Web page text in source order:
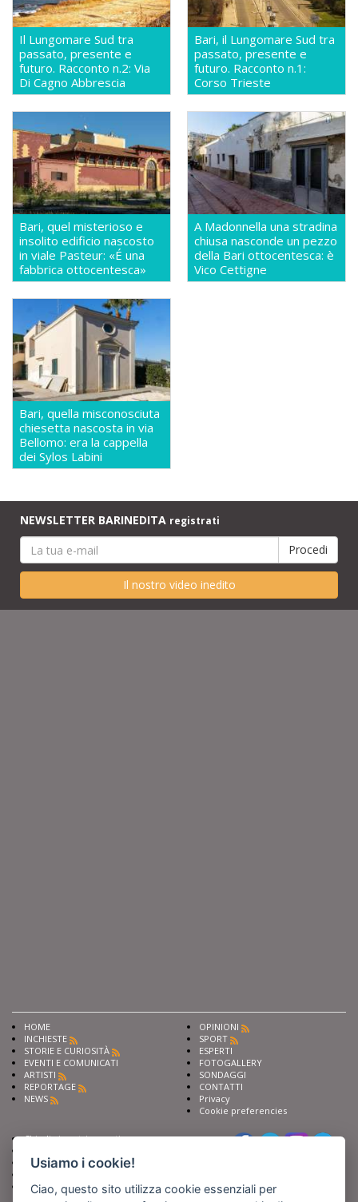
Il Lungomare Sud tra
passato, presente e
futuro. Racconto n.2: Via
Di Cagno Abbrescia
Bari, il Lungomare Sud tra
passato, presente e
futuro. Racconto n.1:
Corso Trieste
Bari, quel misterioso e
insolito edificio nascosto
in viale Pasteur: «É una
fabbrica ottocentesca»
A Madonnella una stradina
chiusa nasconde un pezzo
della Bari ottocentesca: è
Vico Cettigne
Bari, quella misconosciuta
chiesetta nascosta in via
Bellomo: era la cappella
dei Sylos Labini
NEWSLETTER BARINEDITA registrati
Il nostro video inedito
HOME
INCHIESTE
STORIE E CURIOSITÀ
EVENTI E COMUNICATI
ARTISTI
REPORTAGE
NEWS
OPINIONI
SPORT
ESPERTI
FOTOGALLERY
SONDAGGI
CONTATTI
Privacy
Cookie preferencies
Chiedi ai nostri esperti
Fai pubblicità con noi
Iscriviti al nostro corso di
giornalismo
Usiamo i cookie!
Ciao, questo sito utilizza cookie essenziali per